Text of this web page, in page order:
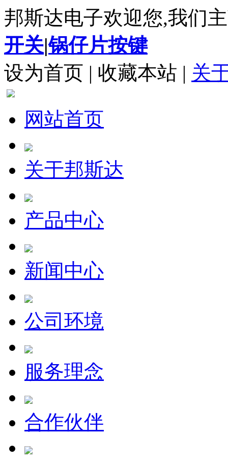
邦斯达电子欢迎您,我们
开关|锅仔片按键
设为首页 | 收藏本站 | 关
网站首页
关于邦斯达
产品中心
新闻中心
公司环境
服务理念
合作伙伴